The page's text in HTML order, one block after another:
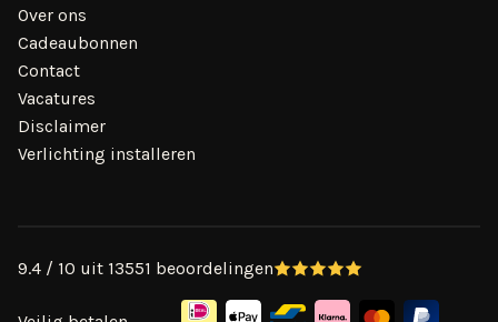
Over ons
Cadeaubonnen
Contact
Vacatures
Disclaimer
Verlichting installeren
9.4 / 10 uit 13551 beoordelingen